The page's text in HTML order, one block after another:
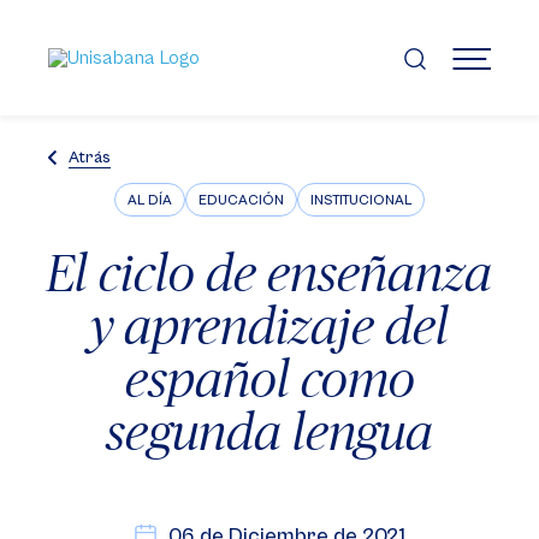
contenido
principal
MENÚ
Atrás
AL DÍA EDUCACIÓN INSTITUCIONAL
El ciclo de enseñanza
y aprendizaje del
español como
segunda lengua